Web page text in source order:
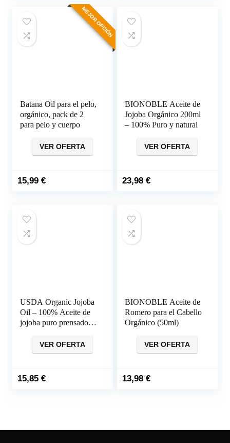
MEJOR OPCIÓN
Batana Oil para el pelo,
orgánico, pack de 2
para pelo y cuerpo
VER OFERTA
15,99€
BIONOBLE Aceite de
Jojoba Orgánico 200ml
– 100% Puro y natural
VER OFERTA
23,98€
USDA Organic Jojoba
Oil – 100% Aceite de
jojoba puro prensado
cabello, el rostro y las
uñas
VER OFERTA
15,85€
BIONOBLE Aceite de
Romero para el Cabello
Orgánico (50ml)
VER OFERTA
13,98€